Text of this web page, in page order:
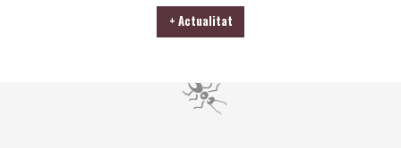
+ Actualitat